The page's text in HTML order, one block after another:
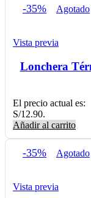
-35% Agotado
Vista previa
Lonchera
El precio actual es:
S/12.90.
Añadir al carrito
-35% Agotado
Vista previa